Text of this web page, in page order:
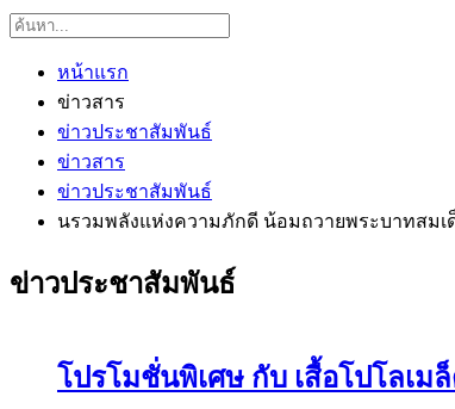
หน้าแรก
ข่าวสาร
ข่าวประชาสัมพันธ์
ข่าวสาร
ข่าวประชาสัมพันธ์
นรวมพลังแห่งความภักดี น้อมถวายพระบาทสมเ
ข่าวประชาสัมพันธ์
โปรโมชั่นพิเศษ กับ เสื้อโปโลเม